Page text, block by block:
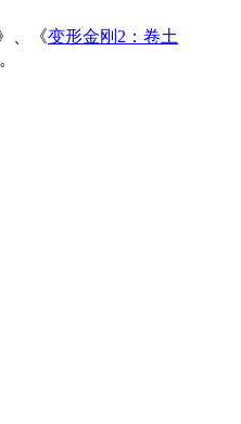
、《变形金刚2：卷土